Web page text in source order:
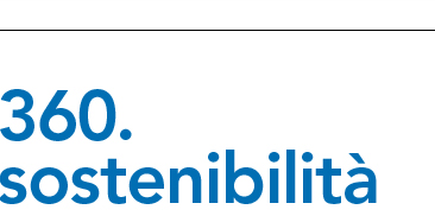
VILLAGGIO DELL’ARTE DEL CITTÀ FIERA
DA ROMA 213,8 MILIONI PER TRIESTE, UDINE E SISSA